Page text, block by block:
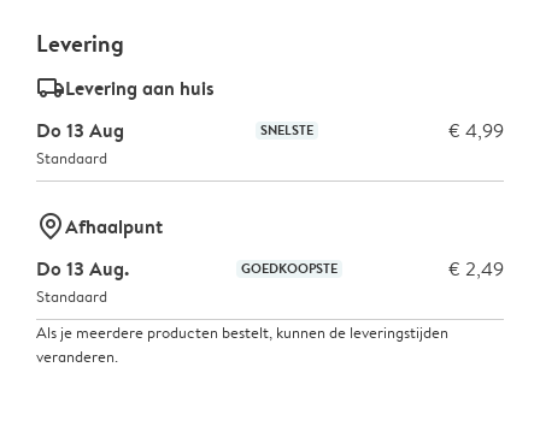
Levering
delivery_standard_v2Levering aan huis
Do 13 Aug
SNELSTE € 4,99
Standaard
marker-pinAfhaalpunt
Do 13 Aug.
GOEDKOOPSTE € 2,49
Standaard
Als je meerdere producten bestelt, kunnen de leveringstijden
veranderen.